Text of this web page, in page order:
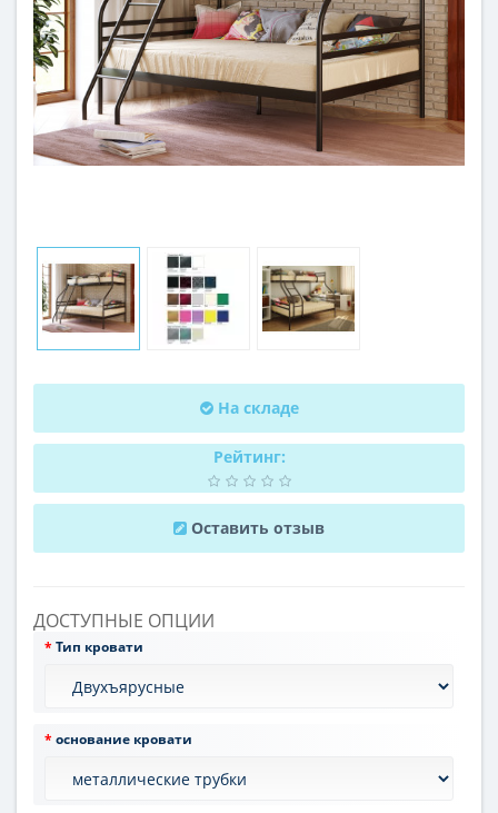
На складе
Рейтинг:
Оставить отзыв
ДОСТУПНЫЕ ОПЦИИ
Тип кровати
основание кровати